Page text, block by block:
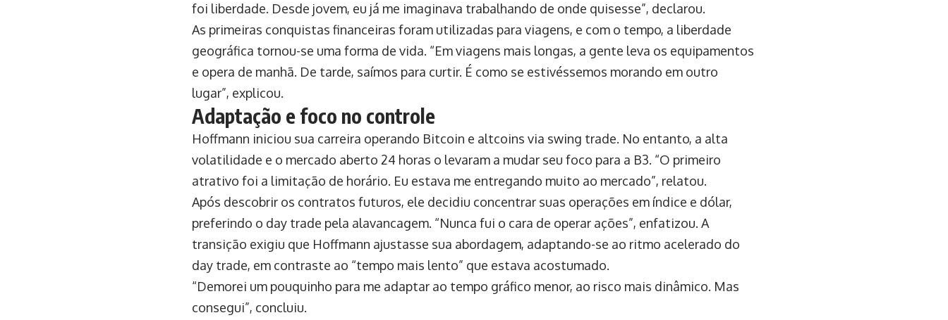
foi liberdade. Desde jovem, eu já me imaginava trabalhando de onde quisesse”, declarou.
As primeiras conquistas financeiras foram utilizadas para viagens, e com o tempo, a liberdade
geográfica tornou-se uma forma de vida. “Em viagens mais longas, a gente leva os equipamentos
e opera de manhã. De tarde, saímos para curtir. É como se estivéssemos morando em outro
lugar”, explicou.
Adaptação e foco no controle
Hoffmann iniciou sua carreira operando Bitcoin e altcoins via swing trade. No entanto, a alta
volatilidade e o mercado aberto 24 horas o levaram a mudar seu foco para a B3. “O primeiro
atrativo foi a limitação de horário. Eu estava me entregando muito ao mercado”, relatou.
Após descobrir os contratos futuros, ele decidiu concentrar suas operações em índice e dólar,
preferindo o day trade pela alavancagem. “Nunca fui o cara de operar ações”, enfatizou. A
transição exigiu que Hoffmann ajustasse sua abordagem, adaptando-se ao ritmo acelerado do
day trade, em contraste ao “tempo mais lento” que estava acostumado.
“Demorei um pouquinho para me adaptar ao tempo gráfico menor, ao risco mais dinâmico. Mas
consegui”, concluiu.